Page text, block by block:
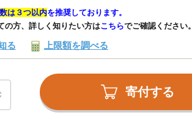
は３つ以内を推奨しております。
の方、詳しく知りたい方はこちらでご確認ください。
る 上限額を調べる
寄付する